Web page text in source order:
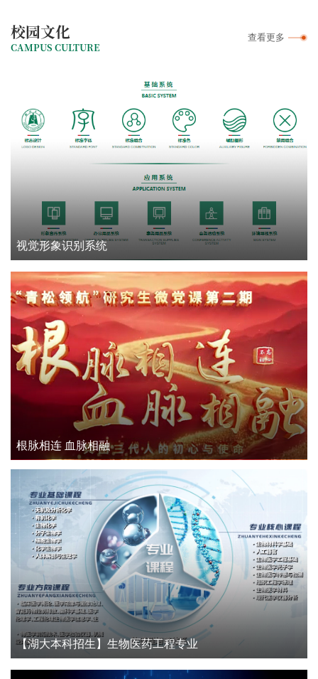
校园文化
CAMPUS CULTURE
查看更多
视觉形象识别系统
根脉相连 血脉相融
【湖大本科招生】生物医药工程专业